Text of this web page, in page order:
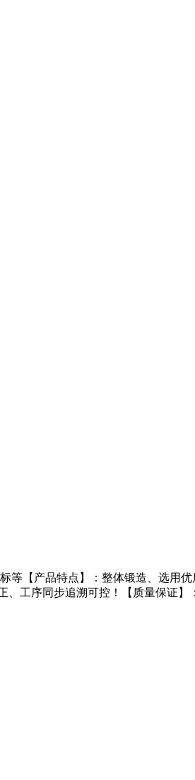
等【产品特点】：整体锻造、选用
工序同步追溯可控！【质量保证